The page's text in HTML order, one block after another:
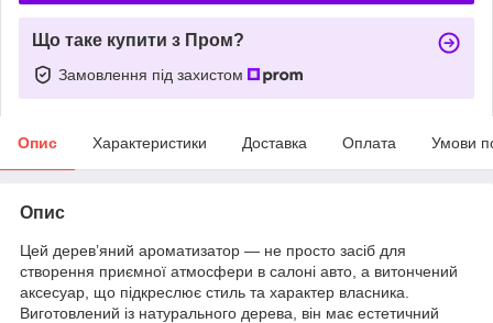
Що таке купити з Пром?
Замовлення під захистом
Опис Характеристики Доставка Оплата Умови
Опис
Цей дерев’яний ароматизатор — не просто засіб для
створення приємної атмосфери в салоні авто, а витончений
аксесуар, що підкреслює стиль та характер власника.
Виготовлений із натурального дерева, він має естетичний